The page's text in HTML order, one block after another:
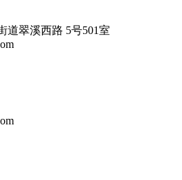
道翠溪西路 5号501室